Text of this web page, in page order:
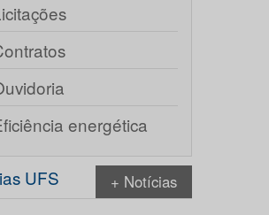
energética
UFS + Notícias